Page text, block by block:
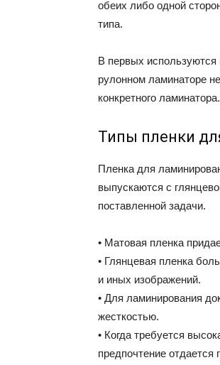
обеих либо одной
типа.
В первых используются
рулонном ламинаторе
конкретного ламинатора.
Типы пленки
Пленка для
выпускаются с
поставленной задачи.
• Матовая пленка
• Глянцевая пленка
и иных изображений.
• Для ламинирования
жесткостью.
• Когда требуется
предпочтение отдается